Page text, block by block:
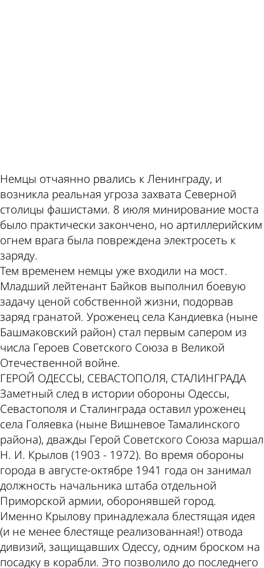
Немцы отчаянно рвались к Ленинграду, и
возникла реальная угроза захвата Северной
столицы фашистами. 8 июля минирование моста
было практически закончено, но артиллерийским
огнем врага была повреждена электросеть к
заряду.
Тем временем немцы уже входили на мост.
Младший лейтенант Байков выполнил боевую
задачу ценой собственной жизни, подорвав
заряд гранатой. Уроженец села Кандиевка (ныне
Башмаковский район) стал первым сапером из
числа Героев Советского Союза в Великой
Отечественной войне.
ГЕРОЙ ОДЕССЫ, СЕВАСТОПОЛЯ, СТАЛИНГРАДА
Заметный след в истории обороны Одессы,
Севастополя и Сталинграда оставил уроженец
села Голяевка (ныне Вишневое Тамалинского
района), дважды Герой Советского Союза маршал
Н. И. Крылов (1903 - 1972). Во время обороны
города в августе-октябре 1941 года он занимал
должность начальника штаба отдельной
Приморской армии, оборонявшей город.
Именно Крылову принадлежала блестящая идея
(и не менее блестяще реализованная!) отвода
дивизий, защищавших Одессу, одним броском на
посадку в корабли. Это позволило до последнего